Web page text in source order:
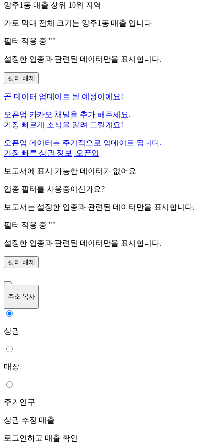
양주1동 매출 상위 10위 지역
가로 막대 전체 크기는 양주1동 매출 입니다
필터 적용 중 ""
설정한 업종과 관련된 데이터만을 표시합니다.
필터 해제
곧 데이터 업데이트 될 예정이에요!
오픈업 카카오 채널을 추가 해주세요.
가장 빠르게 소식을 알려 드릴게요!
오픈업 데이터는 주기적으로 업데이트 됩니다.
가장 빠른 상권 정보, 오픈업
보고서에 표시 가능한 데이터가 없어요
업종 필터를 사용중이신가요?
보고서는 설정한 업종과 관련된 데이터만을 표시합니다.
필터 적용 중 ""
설정한 업종과 관련된 데이터만을 표시합니다.
필터 해제
주소 복사
상권
매장
주거인구
상권 추정 매출
로그인하고 매출 확인